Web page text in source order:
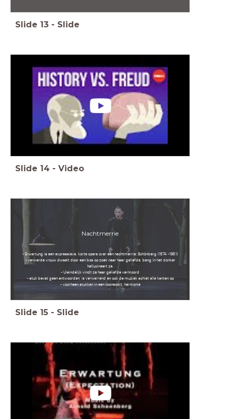
Slide 13 - Slide
Slide 14 - Video
Nachtmerrie
- Erwartung is een expressieve, korte opera over een nachtmerrie; Schönberg (1874 -1951)
- verwarde vrouw dwaalt door een bos op zoek naar haar geliefde, bang in het donker
hallucineert ze.
- Uieindelijk vindt ze haar geliefde vermoord
- stuk bevat geen antwoorden, is verwarrend en ook de muziek schiet alle kanten op
- voorheen stukken in een toonsoort, harmonie
Slide 15 - Slide